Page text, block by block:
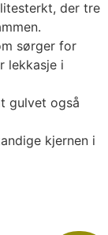
der tre
sørger for
lekkasje i
gulvet også
kjernen i